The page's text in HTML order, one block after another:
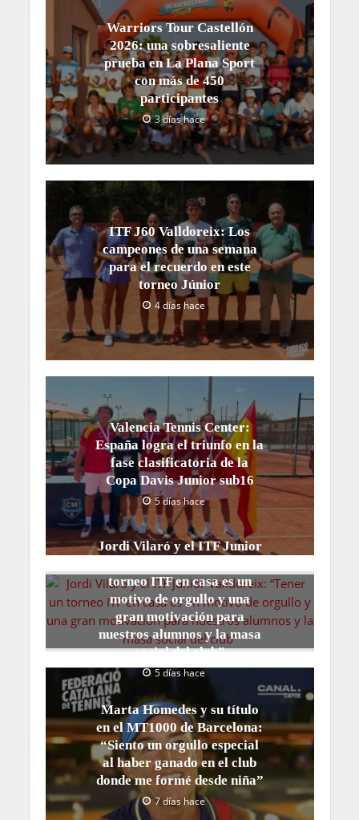
Warriors Tour Castellón
2026: una sobresaliente
prueba en La Plana Sport
con más de 450
participantes
3 días hace
ITF J60 Valldoreix: Los
campeones de una semana
para el recuerdo en este
torneo Júnior
4 días hace
Valencia Tennis Center:
España logra el triunfo en la
fase clasificatoria de la
Copa Davis Junior sub16
5 días hace
Jordi Vilaró y el ITF Junior
torneo ITF en casa es un
motivo de orgullo y una
gran motivación para
nuestros alumnos y la masa
social del club”
5 días hace
Marta Homedes y su título
en el MT1000 de Barcelona:
“Siento un orgullo especial
al haber ganado en el club
donde me formé desde niña”
7 días hace